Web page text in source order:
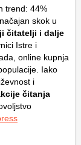
trend: 44%
skok u
čitatelji i dalje
Istre i
online kupnja
Iako
i
čitanja